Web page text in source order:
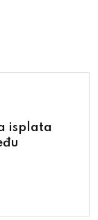
isplata